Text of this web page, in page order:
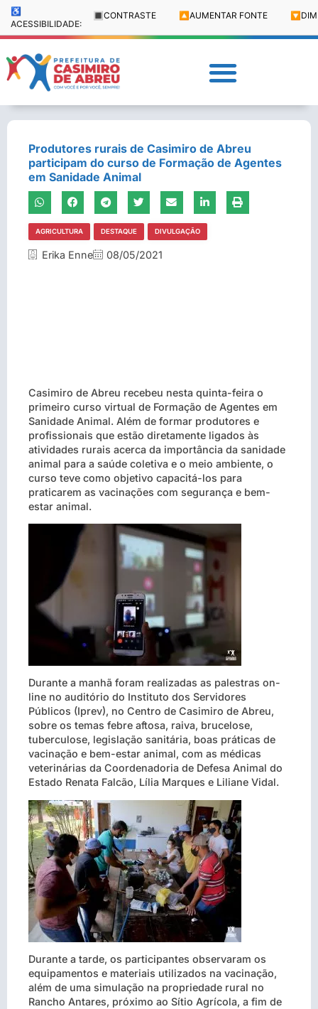
♿
ACESSIBILIDADE:
🔳 CONTRASTE 🔼 AUMENTAR FONTE 🔽
Produtores rurais de Casimiro de Abreu
participam do curso de Formação de Agentes
em Sanidade Animal
AGRICULTURA DESTAQUE DIVULGAÇÃO
Erika Enne 08/05/2021
Casimiro de Abreu recebeu nesta quinta-feira o
primeiro curso virtual de Formação de Agentes em
Sanidade Animal. Além de formar produtores e
profissionais que estão diretamente ligados às
atividades rurais acerca da importância da sanidade
animal para a saúde coletiva e o meio ambiente, o
curso teve como objetivo capacitá-los para
praticarem as vacinações com segurança e bem-
estar animal.
Durante a manhã foram realizadas as palestras on-
line no auditório do Instituto dos Servidores
Públicos (Iprev), no Centro de Casimiro de Abreu,
sobre os temas febre aftosa, raiva, brucelose,
tuberculose, legislação sanitária, boas práticas de
vacinação e bem-estar animal, com as médicas
veterinárias da Coordenadoria de Defesa Animal do
Estado Renata Falcão, Lília Marques e Liliane Vidal.
Durante a tarde, os participantes observaram os
equipamentos e materiais utilizados na vacinação,
além de uma simulação na propriedade rural no
Rancho Antares, próximo ao Sítio Agrícola, a fim de